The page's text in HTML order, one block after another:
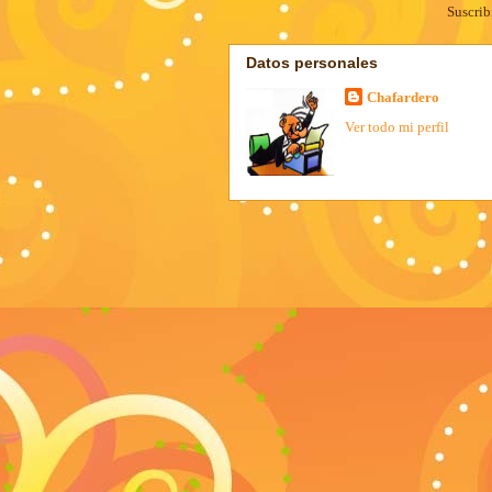
Datos personales
Chafardero
Ver todo mi perfil